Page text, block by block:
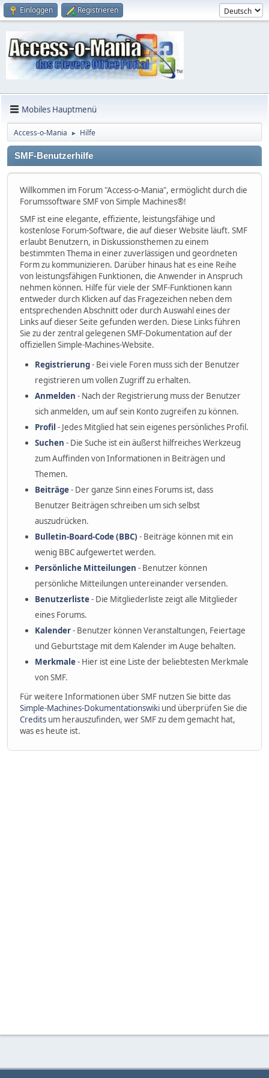
Einloggen Registrieren
Mobiles Hauptmenü
Access-o-Mania ► Hilfe
SMF-Benutzerhilfe
Willkommen im Forum "Access-o-Mania", ermöglicht durch die
Forumssoftware SMF von Simple Machines®!
SMF ist eine elegante, effiziente, leistungsfähige und
kostenlose Forum-Software, die auf dieser Website läuft. SMF
erlaubt Benutzern, in Diskussionsthemen zu einem
bestimmten Thema in einer zuverlässigen und geordneten
Form zu kommunizieren. Darüber hinaus hat es eine Reihe
von leistungsfähigen Funktionen, die Anwender in Anspruch
nehmen können. Hilfe für viele der SMF-Funktionen kann
entweder durch Klicken auf das Fragezeichen neben dem
entsprechenden Abschnitt oder durch Auswahl eines der
Links auf dieser Seite gefunden werden. Diese Links führen
Sie zu der zentral gelegenen SMF-Dokumentation auf der
offiziellen Simple-Machines-Website.
Registrierung- Bei viele Foren muss sich der Benutzer
registrieren um vollen Zugriff zu erhalten.
Anmelden - Nach der Registrierung muss der Benutzer
sich anmelden, um auf sein Konto zugreifen zu können.
Profil - Jedes Mitglied hat sein eigenes persönliches Profil.
Suchen - Die Suche ist ein äußerst hilfreiches Werkzeug
zum Auffinden von Informationen in Beiträgen und
Themen.
Beiträge- Der ganze Sinn eines Forums ist, dass
Benutzer Beiträgen schreiben um sich selbst
auszudrücken.
Bulletin-Board-Code (BBC) - Beiträge können mit ein
wenig BBC aufgewertet werden.
Persönliche Mitteilungen - Benutzer können
persönliche Mitteilungen untereinander versenden.
Benutzerliste- Die Mitgliederliste zeigt alle Mitglieder
eines Forums.
Kalender- Benutzer können Veranstaltungen, Feiertage
und Geburtstage mit dem Kalender im Auge behalten.
Merkmale- Hier ist eine Liste der beliebtesten Merkmale
von SMF.
Für weitere Informationen über SMF nutzen Sie bitte das
Simple-Machines-Dokumentationswiki und überprüfen Sie die
Credits um herauszufinden, wer SMF zu dem gemacht hat,
was es heute ist.